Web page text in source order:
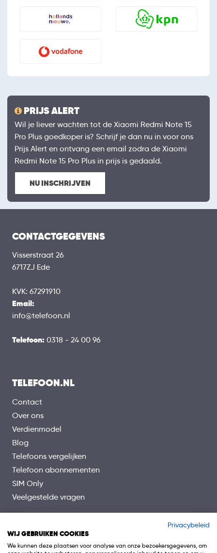
PRIJS ALERT
Wil je liever wachten tot de Xiaomi Redmi Note 15
Pro Plus goedkoper is? Schrijf je dan nu in voor ons
Prijs Alert en ontvang een email zodra de Xiaomi
Redmi Note 15 Pro Plus in prijs is gedaald.
NU INSCHRIJVEN
CONTACTGEGEVENS
Visserstraat 26
6717ZJ Ede
KVK: 67291910
Email:
info@telefoon.nl
Telefoon: 0318 - 24 00 96
TELEFOON.NL
Contact
Over ons
Verdienmodel
Blog
Telefoons vergelijken
Telefoon abonnementen
SIM Only
Veelgestelde vragen
Privacybeleid
WIJ GEBRUIKEN COOKIES
We kunnen deze plaatsen voor analyse van onze bezoekersgegevens, om